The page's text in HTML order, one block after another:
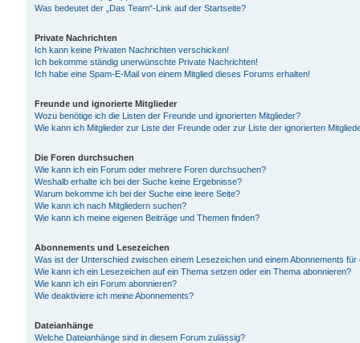
Was bedeutet der „Das Team“-Link auf der Startseite?
Private Nachrichten
Ich kann keine Privaten Nachrichten verschicken!
Ich bekomme ständig unerwünschte Private Nachrichten!
Ich habe eine Spam-E-Mail von einem Mitglied dieses Forums erhalten!
Freunde und ignorierte Mitglieder
Wozu benötige ich die Listen der Freunde und ignorierten Mitglieder?
Wie kann ich Mitglieder zur Liste der Freunde oder zur Liste der ignorierten
Die Foren durchsuchen
Wie kann ich ein Forum oder mehrere Foren durchsuchen?
Weshalb erhalte ich bei der Suche keine Ergebnisse?
Warum bekomme ich bei der Suche eine leere Seite?
Wie kann ich nach Mitgliedern suchen?
Wie kann ich meine eigenen Beiträge und Themen finden?
Abonnements und Lesezeichen
Was ist der Unterschied zwischen einem Lesezeichen und einem Abonnements
Wie kann ich ein Lesezeichen auf ein Thema setzen oder ein Thema abonnieren?
Wie kann ich ein Forum abonnieren?
Wie deaktiviere ich meine Abonnements?
Dateianhänge
Welche Dateianhänge sind in diesem Forum zulässig?